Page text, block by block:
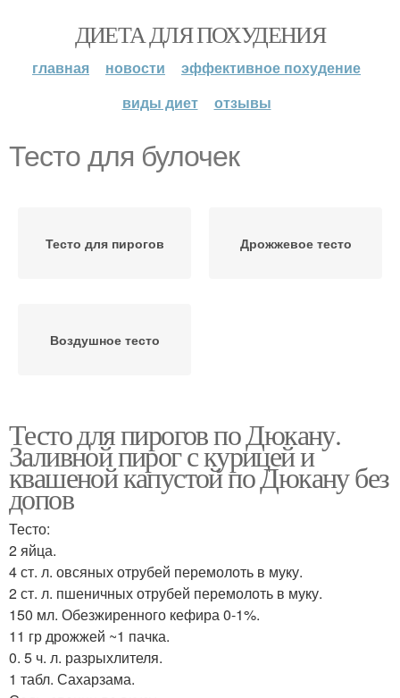
ДИЕТА ДЛЯ ПОХУДЕНИЯ
главная новости
эффективное похудение
виды диет
отзывы
Тесто для булочек
Тесто для пирогов Дрожжевое тесто
Воздушное тесто
Тесто для пирогов по Дюкану.
Заливной пирог с курицей и
квашеной капустой по Дюкану без
допов
Тесто:
2 яйца.
4 ст. л. овсяных отрубей перемолоть в муку.
2 ст. л. пшеничных отрубей перемолоть в муку.
150 мл. Обезжиренного кефира 0-1%.
11 гр дрожжей ~1 пачка.
0. 5 ч. л. разрыхлителя.
1 табл. Сахарзама.